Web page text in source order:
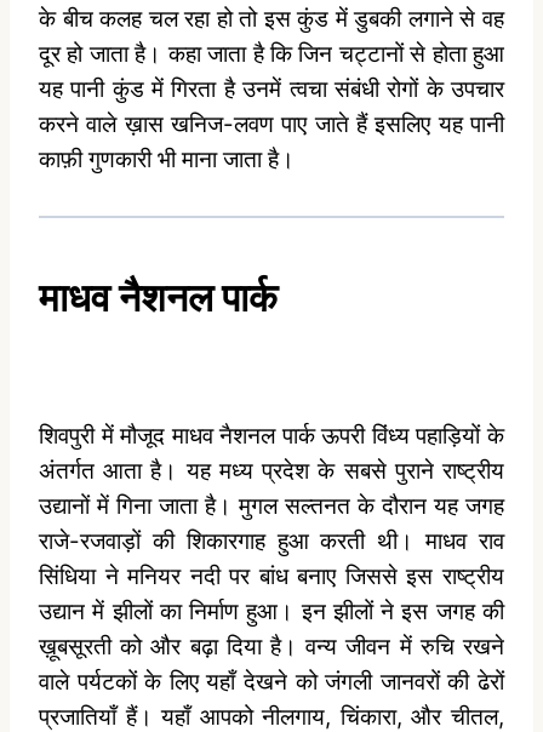
के बीच कलह चल रहा हो तो इस कुंड में डुबकी लगाने से वह
दूर हो जाता है। कहा जाता है कि जिन चट्टानों से होता हुआ
यह पानी कुंड में गिरता है उनमें त्वचा संबंधी रोगों के उपचार
करने वाले ख़ास खनिज-लवण पाए जाते हैं इसलिए यह पानी
काफ़ी गुणकारी भी माना जाता है।
माधवनैशनलपार्क
शिवपुरी में मौजूद माधव नैशनल पार्क ऊपरी विंध्य पहाड़ियों के
अंतर्गत आता है। यह मध्य प्रदेश के सबसे पुराने राष्ट्रीय
उद्यानों में गिना जाता है। मुगल सल्तनत के दौरान यह जगह
राजे-रजवाड़ों की शिकारगाह हुआ करती थी। माधव राव
सिंधिया ने मनियर नदी पर बांध बनाए जिससे इस राष्ट्रीय
उद्यान में झीलों का निर्माण हुआ। इन झीलों ने इस जगह की
ख़ूबसूरती को और बढ़ा दिया है। वन्य जीवन में रुचि रखने
वाले पर्यटकों के लिए यहाँ देखने को जंगली जानवरों की ढेरों
प्रजातियाँ हैं। यहाँ आपको नीलगाय, चिंकारा, और चीतल,